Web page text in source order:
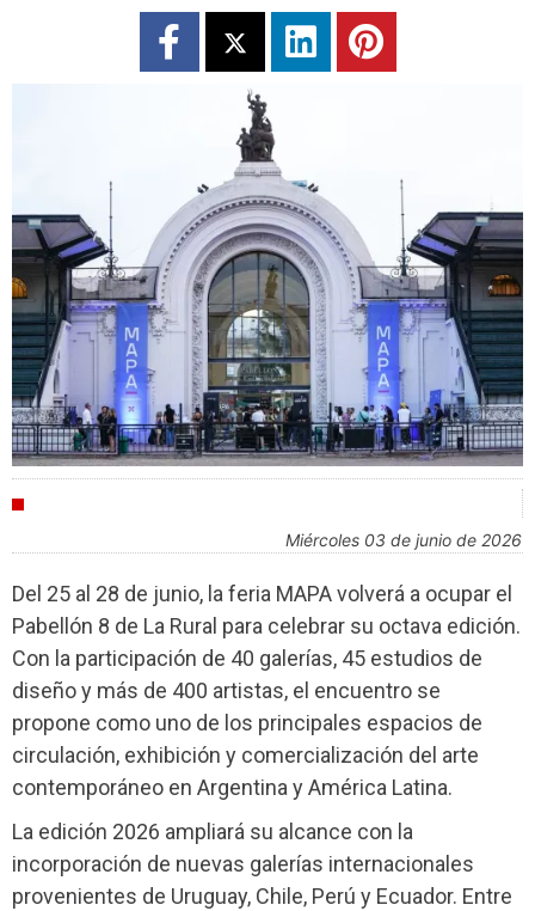
miércoles 03 de junio de 2026
Del 25 al 28 de junio, la feria MAPA volverá a ocupar el
Pabellón 8 de La Rural para celebrar su octava edición.
Con la participación de 40 galerías, 45 estudios de
diseño y más de 400 artistas, el encuentro se
propone como uno de los principales espacios de
circulación, exhibición y comercialización del arte
contemporáneo en Argentina y América Latina.
La edición 2026 ampliará su alcance con la
incorporación de nuevas galerías internacionales
provenientes de Uruguay, Chile, Perú y Ecuador. Entre